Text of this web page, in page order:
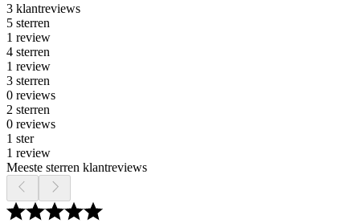
3 klantreviews
5 sterren
1 review
4 sterren
1 review
3 sterren
0 reviews
2 sterren
0 reviews
1 ster
1 review
Meeste sterren klantreviews